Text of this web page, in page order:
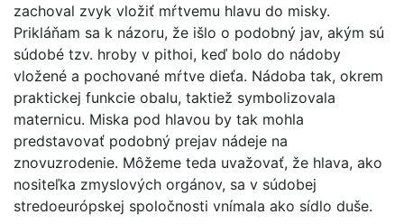
zachoval zvyk vložiť mŕtvemu hlavu do misky.
Prikláňam sa k názoru, že išlo o podobný jav, akým sú
súdobé tzv. hroby v pithoi, keď bolo do nádoby
vložené a pochované mŕtve dieťa. Nádoba tak, okrem
praktickej funkcie obalu, taktiež symbolizovala
maternicu. Miska pod hlavou by tak mohla
predstavovať podobný prejav nádeje na
znovuzrodenie. Môžeme teda uvažovať, že hlava, ako
nositeľka zmyslových orgánov, sa v súdobej
stredoeurópskej spoločnosti vnímala ako sídlo duše.